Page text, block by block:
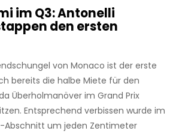
im Q3: Antonelli
den ersten
von Monaco ist der erste
bereits die halbe Miete für den
Überholmanöver im Grand Prix
Entsprechend verbissen wurde im
Abschnitt um jeden Zentimeter